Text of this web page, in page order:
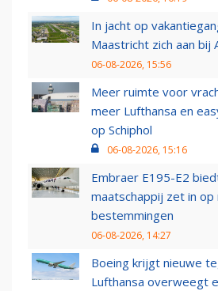
In jacht op
Maastricht zich aan bij
06-08-2026, 15:56
Meer ruimte voor
meer Lufthansa en
op Schiphol
06-08-2026, 15:16
Embraer E195-E2
maatschappij zet in op
bestemmingen
06-08-2026, 14:27
Boeing krijgt nieuwe
Lufthansa overweegt